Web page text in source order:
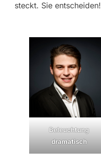
steckt. Sie entscheiden!
Beleuchtung
dramatisch